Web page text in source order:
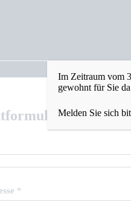
*
Im Zeitraum vom
gewohnt für Sie
Melden Sie sich